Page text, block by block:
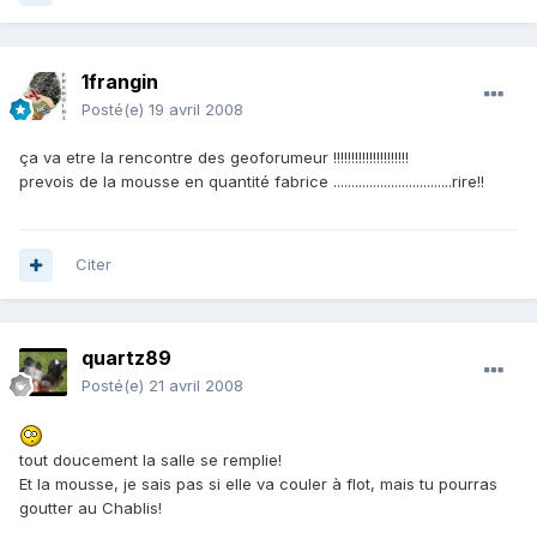
1frangin
Posté(e) 19 avril 2008
ça va etre la rencontre des geoforumeur !!!!!!!!!!!!!!!!!!!!!
prevois de la mousse en quantité fabrice .................................rire!!
Citer
quartz89
Posté(e) 21 avril 2008
tout doucement la salle se remplie!
Et la mousse, je sais pas si elle va couler à flot, mais tu pourras
goutter au Chablis!